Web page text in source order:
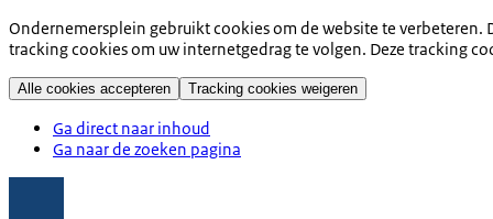
Ondernemersplein gebruikt cookies om de website te
tracking cookies om uw internetgedrag te volgen. Deze tracking
Alle cookies accepteren Tracking cookies weigeren
Ga direct naar inhoud
Ga naar de zoeken pagina